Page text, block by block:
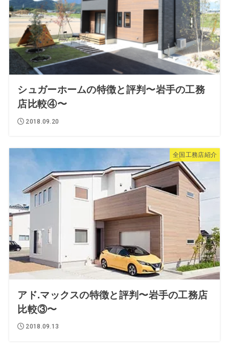
シュガーホームの特徴と評判〜岩手の工務
店比較④〜
2018.09.20
全国工務店紹介
アド.マックスの特徴と評判〜岩手の工務店
比較③〜
2018.09.13